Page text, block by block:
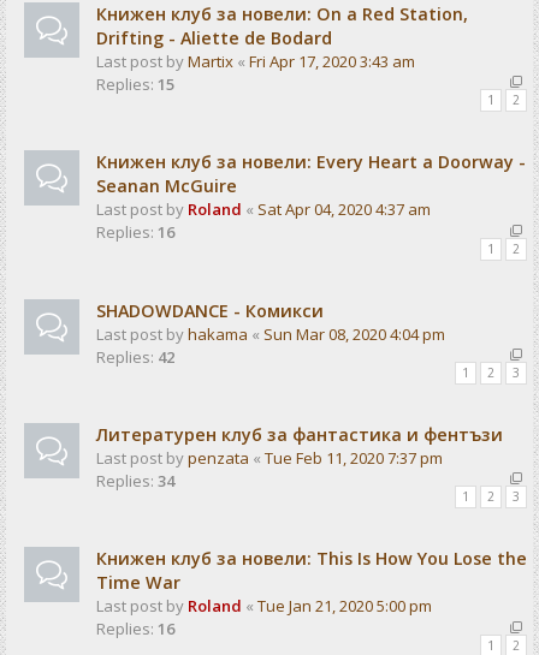
Книжен клуб за новели: On a Red Station,
Drifting - Aliette de Bodard
Last post byMartix « Fri Apr 17, 2020 3:43 am
Replies: 15
1 2
Книжен клуб за новели: Every Heart a Doorway -
Seanan McGuire
Last post by Roland « Sat Apr 04, 2020 4:37 am
Replies: 16
1 2
SHADOWDANCE - Комикси
Last post byhakama « Sun Mar 08, 2020 4:04 pm
Replies: 42
1 2 3
Литературен клуб за фантастика и фентъзи
Last post bypenzata « Tue Feb 11, 2020 7:37 pm
Replies: 34
1 2 3
Книжен клуб за новели: This Is How You Lose the
Time War
Last post by Roland « Tue Jan 21, 2020 5:00 pm
Replies: 16
1 2